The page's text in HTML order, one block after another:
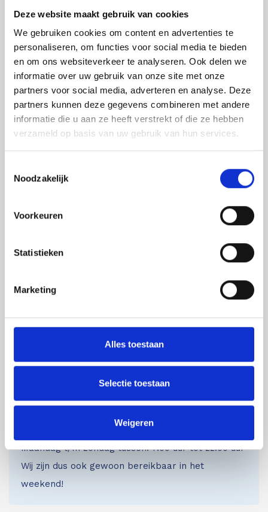
Deze website maakt gebruik van cookies
We gebruiken cookies om content en advertenties te
personaliseren, om functies voor social media te bieden
en om ons websiteverkeer te analyseren. Ook delen we
informatie over uw gebruik van onze site met onze
partners voor social media, adverteren en analyse. Deze
partners kunnen deze gegevens combineren met andere
informatie die u aan ze heeft verstrekt of die ze hebben
verzameld op basis van uw gebruik van hun services.
Noodzakelijk
Voorkeuren
Statistieken
Marketing
Alles toestaan
Selectie toestaan
Weigeren
Astek is uw expert op het gebied van laser
afstandsmeters en overige inspectie- en
meetapparatuur waarbij kwaliteit en nauwkeurigheid
van de producten voorop staan.Astek is geautoriseerd
distributeur van Leica Geosystems en importeur van
Protimeter en Merlin Lazer. Daarnaast leveren wij
louter A-merken. Voor inspectie- en meetapparatuur
van de beste kwaliteit bent u bij ons aan het juiste
adres.Bent u minder bekend met de verschillende
inspectie- en meetapparatuur zoals afstandsmeters,
Wij leveren vakkundig advies
aan iedereen die met onze meetapparatuur gaat
werken. Bent u op zoek naar een meter met specifieke
functies? Dan voorzien wij u graag van een goed advies
en helpen wij u bij het vergelijken van de verschillende
modellen om tot de beste keuze te komen. Meer
informatie over specifieke producten kunt u vinden op
de productpagina’s. Mocht u daarna nog vragen hebben
Live chat
Chat met één van onze specialisten
Maandag t/m zondag tussen: 7:00 uur tot 22:00 uur
Wij zijn dus ook gewoon bereikbaar in het
weekend!